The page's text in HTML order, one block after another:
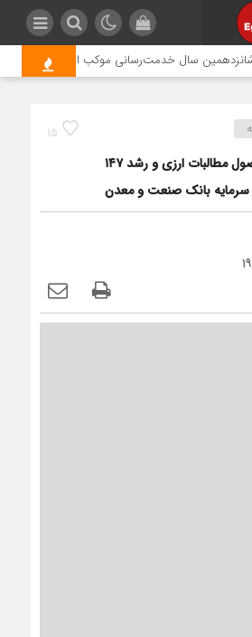
سال خدمت‌رسانی موکب امام رضا (ع)
15
افزایش۱۳۴ درصدی وصول مطالبات ارزی و رشد ۱۴۷
بانك صنعت و معدن